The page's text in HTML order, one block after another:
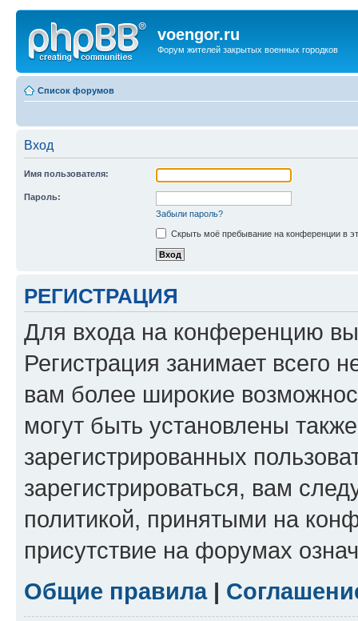
voengor.ru
Форум жителей закрытых военных городков
Список форумов
Вход
Имя пользователя:
Пароль:
Забыли пароль?
Скрыть моё пребывание на конференции в
РЕГИСТРАЦИЯ
Для входа на конференцию
Регистрация занимает всего
вам более широкие
могут быть установлены
зарегистрированных
зарегистрироваться, вам
политикой, принятыми на
присутствие на форумах
Общие правила|